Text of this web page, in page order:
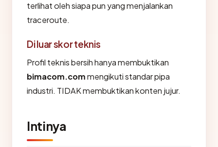
terlihat oleh siapa pun yang menjalankan
traceroute.
Di luar skor teknis
Profil teknis bersih hanya membuktikan
bimacom.commengikuti standar pipa
industri. TIDAK membuktikan konten jujur.
Intinya